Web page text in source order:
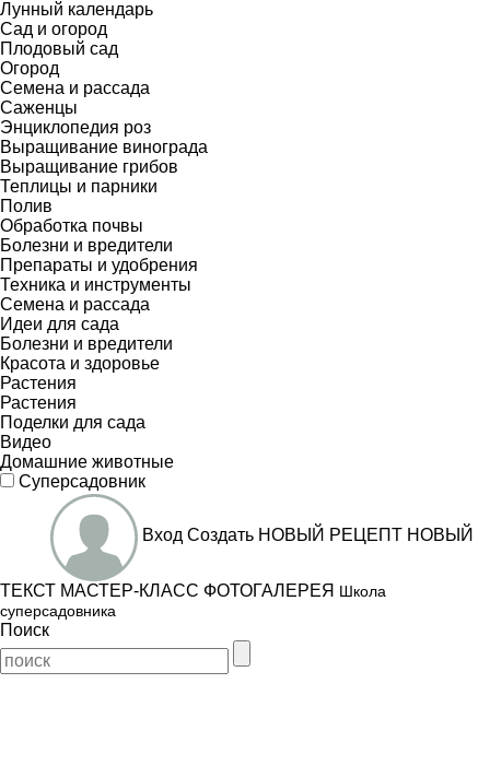
Лунный календарь
Сад и огород
Плодовый сад
Огород
Семена и рассада
Саженцы
Энциклопедия роз
Выращивание винограда
Выращивание грибов
Теплицы и парники
Полив
Обработка почвы
Болезни и вредители
Препараты и удобрения
Техника и инструменты
Семена и рассада
Идеи для сада
Болезни и вредители
Красота и здоровье
Растения
Растения
Поделки для сада
Видео
Домашние животные
Суперсадовник
Вход Создать НОВЫЙ РЕЦЕПТ НОВЫЙ
ТЕКСТ МАСТЕР-КЛАСС ФОТОГАЛЕРЕЯ Школа
суперсадовника
Поиск